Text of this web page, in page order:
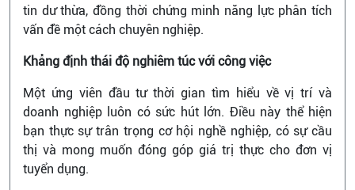
tin dư thừa, đồng thời chứng minh năng lực phân tích
vấn đề một cách chuyên nghiệp.
Khẳng định thái độ nghiêm túc với công việc
Một ứng viên đầu tư thời gian tìm hiểu về vị trí và
doanh nghiệp luôn có sức hút lớn. Điều này thể hiện
bạn thực sự trân trọng cơ hội nghề nghiệp, có sự cầu
thị và mong muốn đóng góp giá trị thực cho đơn vị
tuyển dụng.